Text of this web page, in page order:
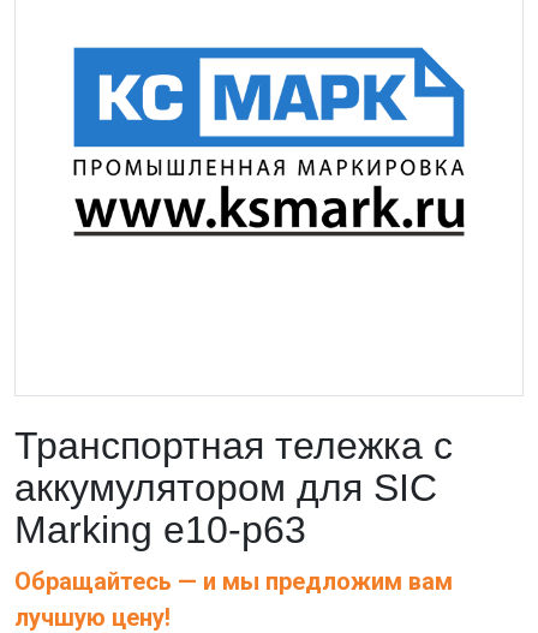
Транспортная тележка с
аккумулятором для SIC
Marking e10-p63
Обращайтесь — и мы предложим вам
лучшую цену!